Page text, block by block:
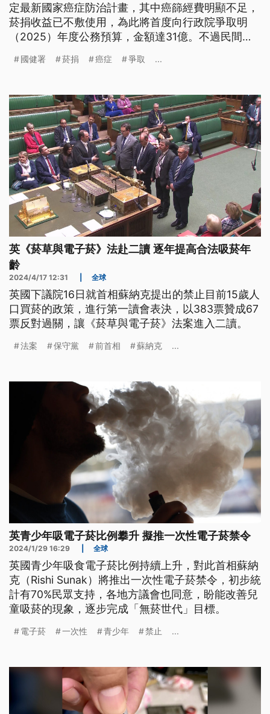
定最新國家癌症防治計畫，其中癌篩經費明顯不足，
菸捐收益已不敷使用，為此將首度向行政院爭取明
（2025）年度公務預算，金額達31億。不過民間團
單靠逐年下降的菸捐收入來支應，最好的菸害防制手
國健署 菸捐 癌症 爭取 ...
英《菸草與電子菸》法赴二讀 逐年提高合法吸菸年
齡
2024/4/17 12:31 全球
英國下議院16日就首相蘇納克提出的禁止目前15歲人
口買菸的政策，進行第一讀會表決，以383票贊成67
票反對過關，讓《菸草與電子菸》法案進入二讀。
法案 保守黨 前首相 蘇納克 ...
英青少年吸電子菸比例攀升 擬推一次性電子菸禁令
2024/1/29 16:29 全球
英國青少年吸食電子菸比例持續上升，對此首相蘇納
克（Rishi Sunak）將推出一次性電子菸禁令，初步統
計有70%民眾支持，各地方議會也同意，盼能改善兒
童吸菸的現象，逐步完成「無菸世代」目標。
電子菸 一次性 青少年 禁止 ...